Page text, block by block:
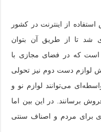
از اینترنت در کشور
شد تا از طریق آن بتوان
که در فضای مجازی با
لوازم دست دوم نیز تحولی
می‌توانند لوازم نو و
برسانند. در این بین اما
برای مردم و اصناف سنتی